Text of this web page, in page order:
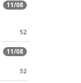
11/08
52
11/08
52